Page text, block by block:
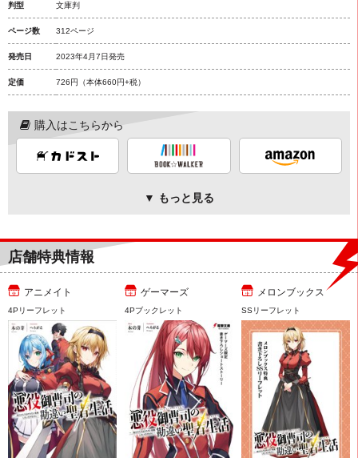
判型 文庫判
ページ数 312ページ
発売日 2023年4月7日発売
定価 726円 （本体660円+税）
購入はこちらから
▼ もっと見る
店舗特典情報
アニメイト
4Pリーフレット
ゲーマーズ
4Pブックレット
メロンブックス
SSリーフレット